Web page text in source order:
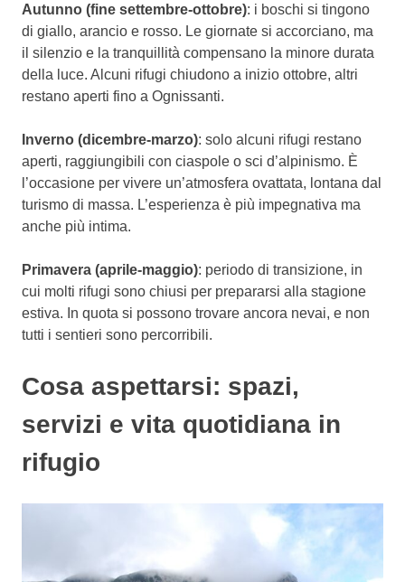
Autunno (fine settembre-ottobre): i boschi si tingono
di giallo, arancio e rosso. Le giornate si accorciano, ma
il silenzio e la tranquillità compensano la minore durata
della luce. Alcuni rifugi chiudono a inizio ottobre, altri
restano aperti fino a Ognissanti.
Inverno (dicembre-marzo): solo alcuni rifugi restano
aperti, raggiungibili con ciaspole o sci d’alpinismo. È
l’occasione per vivere un’atmosfera ovattata, lontana dal
turismo di massa. L’esperienza è più impegnativa ma
anche più intima.
Primavera (aprile-maggio): periodo di transizione, in
cui molti rifugi sono chiusi per prepararsi alla stagione
estiva. In quota si possono trovare ancora nevai, e non
tutti i sentieri sono percorribili.
Cosa aspettarsi: spazi,
servizi e vita quotidiana in
rifugio